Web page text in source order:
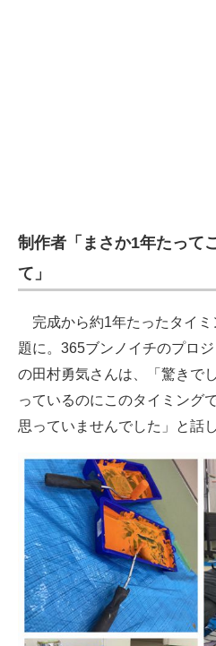
制作者「まさか1年たって
て」
完成から約1年たったタイミ
題に。365ブンノイチのプロ
の田村勇気さんは、「驚きで
っているのにこのタイミング
思っていませんでした」と話し